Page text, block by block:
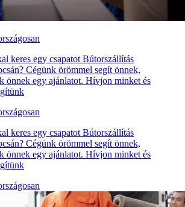
keres egy csapatot Bútorszállítás
Cégünk örömmel segít önnek,
önnek egy ajánlatot. Hívjon minket és
keres egy csapatot Bútorszállítás
Cégünk örömmel segít önnek,
önnek egy ajánlatot. Hívjon minket és